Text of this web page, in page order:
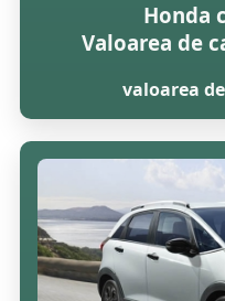
Honda
Valoarea de
valoarea